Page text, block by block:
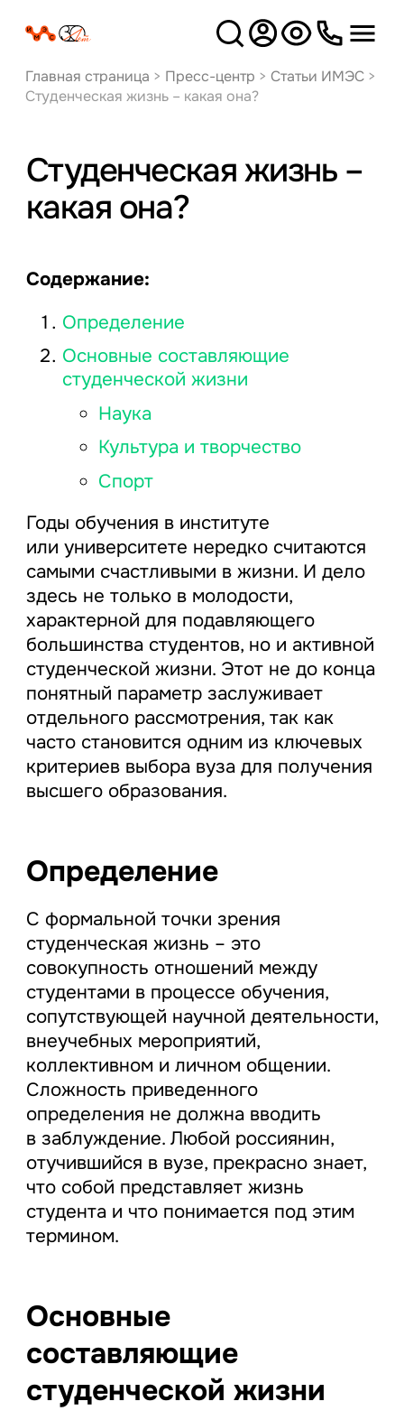
Версия
для слабовидящих
Главная страница > Пресс-центр > Статьи ИМЭС>
Студенческая жизнь – какая она?
Студенческая жизнь –
какая она?
Содержание:
Определение
Основные составляющие
студенческой жизни
Наука
Культура и творчество
Спорт
Годы обучения в институте
или университете нередко считаются
самыми счастливыми в жизни. И дело
здесь не только в молодости,
характерной для подавляющего
большинства студентов, но и активной
студенческой жизни. Этот не до конца
понятный параметр заслуживает
отдельного рассмотрения, так как
часто становится одним из ключевых
критериев выбора вуза для получения
высшего образования.
Определение
С формальной точки зрения
студенческая жизнь – это
совокупность отношений между
студентами в процессе обучения,
сопутствующей научной деятельности,
внеучебных мероприятий,
коллективном и личном общении.
Сложность приведенного
определения не должна вводить
в заблуждение. Любой россиянин,
отучившийся в вузе, прекрасно знает,
что собой представляет жизнь
студента и что понимается под этим
термином.
Основные
составляющие
студенческой жизни